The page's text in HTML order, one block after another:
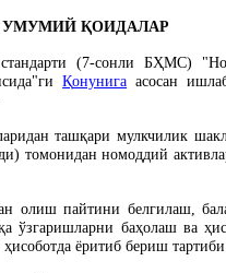
УМУМИЙ ҚОИДАЛАР
(7-сонли БҲМС)
Қонунига асосан
ташқари мулкчилик
томонидан номоддий
олиш пайтини белгилаш,
а ўзгаришларни баҳолаш ва ҳ
ҳисоботда ёритиб бериш тартиби